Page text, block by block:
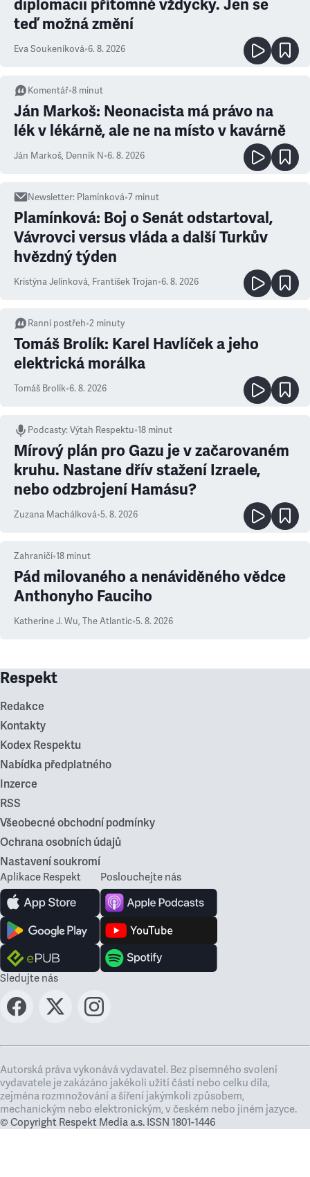
diplomacii přítomné vždycky. Jen se
teď možná změní
Eva Soukeníková•6. 8. 2026
Komentář•8 minut
Ján Markoš: Neonacista má právo na
lék v lékárně, ale ne na místo v kavárně
Ján Markoš, Denník N•6. 8. 2026
Newsletter: Plamínková•7 minut
Plamínková: Boj o Senát odstartoval,
Vávrovci versus vláda a další Turkův
hvězdný týden
Kristýna Jelínková, František Trojan•6. 8. 2026
Ranní postřeh•2 minuty
Tomáš Brolík: Karel Havlíček a jeho
elektrická morálka
Tomáš Brolík•6. 8. 2026
Podcasty:Výtah Respektu•18 minut
Mírový plán pro Gazu je v začarovaném
kruhu. Nastane dřív stažení Izraele,
nebo odzbrojení Hamásu?
Zuzana Machálková•5. 8. 2026
Zahraničí•18 minut
Pád milovaného a nenáviděného vědce
Anthonyho Fauciho
Katherine J. Wu, The Atlantic•5. 8. 2026
Respekt
Redakce
Kontakty
Kodex Respektu
Nabídka předplatného
Inzerce
RSS
Všeobecné obchodní podmínky
Ochrana osobních údajů
Nastavení soukromí
Aplikace Respekt Poslouchejte nás
Sledujte nás
Autorská práva vykonává vydavatel. Bez písemného svolení
vydavatele je zakázáno jakékoli užití částí nebo celku díla,
zejména rozmnožování a šíření jakýmkoli způsobem,
mechanickým nebo elektronickým, v českém nebo jiném jazyce.
© Copyright Respekt Media a.s. ISSN 1801-1446